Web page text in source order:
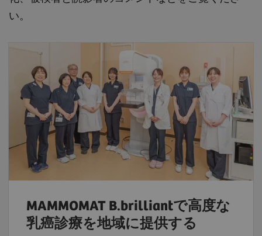
い。
MAMMOMAT B.brilliantで高度な
乳癌診療を地域に提供する